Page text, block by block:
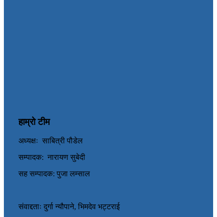
हाम्रो टीम
अध्यक्षः साबित्री पौडेल
सम्पादक: नारायण सुबेदी
सह सम्पादक: पुजा लम्साल
संवाद्दताः दुर्गा न्यौपाने, भिमदेव भट्टराई